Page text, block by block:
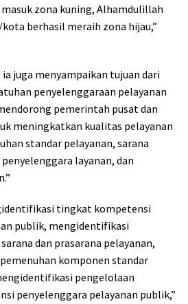
masuk zona kuning, Alhamdulillah
berhasil meraih zona hijau,”
juga menyampaikan tujuan dari
penyelenggaraan pelayanan
pemerintah pusat dan
meningkatkan kualitas pelayanan
standar pelayanan, sarana
layanan, dan
tingkat kompetensi
publik, mengidentifikasi
dan prasarana pelayanan,
komponen standar
pengelolaan
penyelenggara pelayanan publik,”